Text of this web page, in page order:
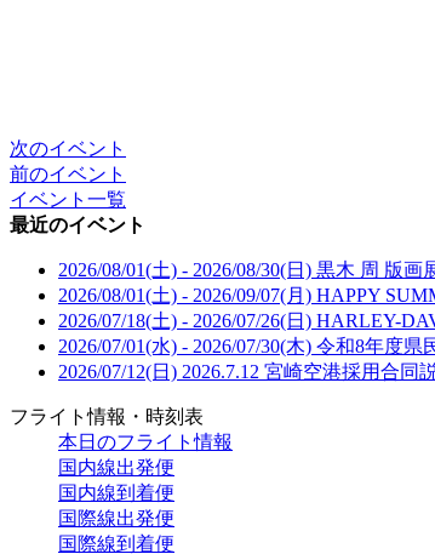
次のイベント
前のイベント
イベント一覧
最近のイベント
2026/08/01(土) - 2026/08/30(日) 黒木 周 版画
2026/08/01(土) - 2026/09/07(月) HAPPY
2026/07/18(土) - 2026/07/26(日) HARLEY-
2026/07/01(水) - 2026/07/30(木) 令和8年度県
2026/07/12(日) 2026.7.12 宮崎空港採用合同
フライト情報・時刻表
本日のフライト情報
国内線出発便
国内線到着便
国際線出発便
国際線到着便